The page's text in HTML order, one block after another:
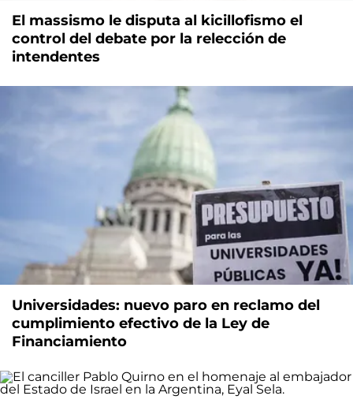
El massismo le disputa al kicillofismo el
control del debate por la relección de
intendentes
Universidades: nuevo paro en reclamo del
cumplimiento efectivo de la Ley de
Financiamiento